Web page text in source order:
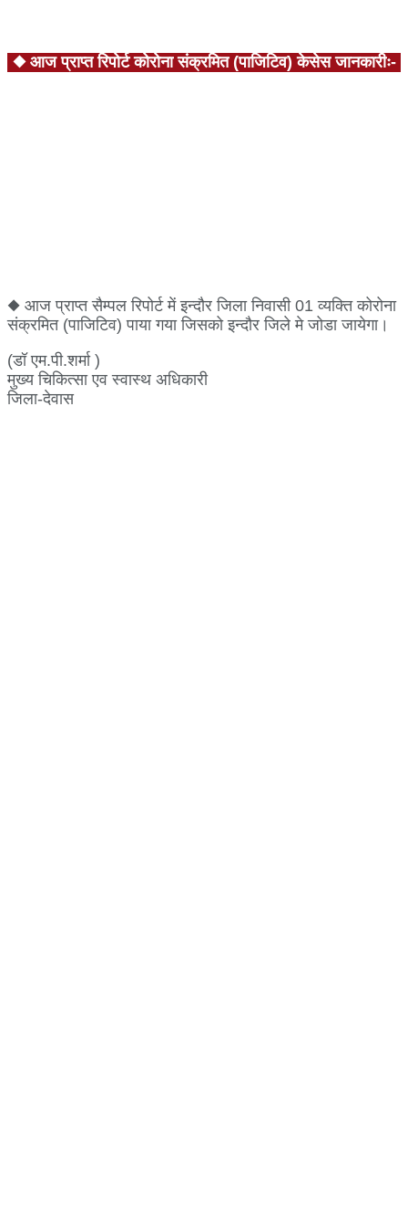
◆ आज प्राप्‍त रिपोर्ट कोरोना संक्रमित (पाजिटिव) केसेस जानकारीः-
◆ आज प्राप्‍त सैम्पल रिपोर्ट में इन्दौर जिला निवासी 01 व्यक्ति कोरोना
संक्रमित (पाजिटिव) पाया गया जिसको इन्दौर जिले मे जोडा जायेगा।
(डॉ एम.पी.शर्मा )
मुख्य चिकित्सा एव स्वास्थ अधिकारी
जिला-देवास